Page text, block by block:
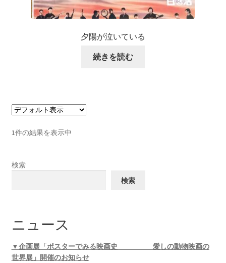
夕陽が泣いている
続きを読む
1件の結果を表示中
検索
検索
ニュース
▼企画展「ポスターでみる映画史 愛しの動物映画の
世界展」開催のお知らせ